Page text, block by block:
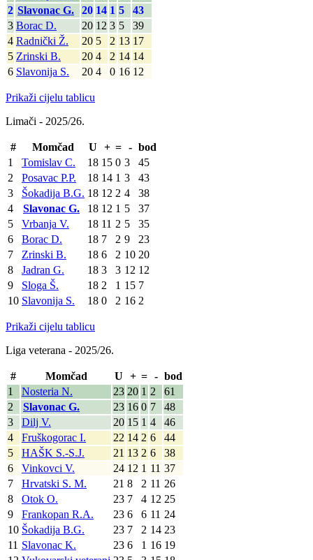
2 Slavonac G. 20 14 1 5
43
3 Borac D. 20 12 3 5
39
4 Radnički Ž. 20 5 2 13 17
5 Zrinski B. 20 4 2 14 14
6 Slavonija S. 20 4 0 16 12
Prikaži cijelu tablicu
Limači - 2025/26.
# Momčad U + = - bod
1
Tomislav C. 18 15 0 3
45
2
Posavac P.P. 18 14 1 3
43
3
Šokadija B.G. 18 12 2 4
38
4
Slavonac G. 18 12 1 5
37
5
Vrbanja V. 18 11 2 5
35
6
Borac D. 18 7 2 9
23
7
Zrinski B. 18 6 2 10 20
8
Jadran G. 18 3 3 12 12
9
Sloga Š. 18 2 1 15 7
10 Slavonija S. 18 0 2 16 2
Prikaži cijelu tablicu
Liga veterana - 2025/26.
# Momčad U + = - bod
1
Nosteria N. 23 20 1 2
61
2
Slavonac G. 23 16 0 7
48
3
Dilj V. 20 15 1 4
46
4
Fruškogorac I. 22 14 2 6
44
5
HAŠK S.-S.J. 21 13 2 6
38
6
Vinkovci V. 24 12 1 11 37
7
Hrvatski S. M. 21 8 2 11 26
8
Otok O. 23 7 4 12 25
9
Frankopan R.A. 23 6 6 11 24
10 Šokadija B.G. 23 7 2 14 23
11 Slavonac K. 23 6 1 16 19